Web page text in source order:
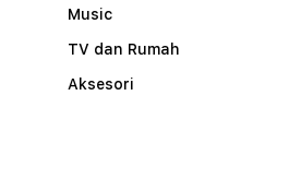
Music
TV dan Rumah
Aksesori